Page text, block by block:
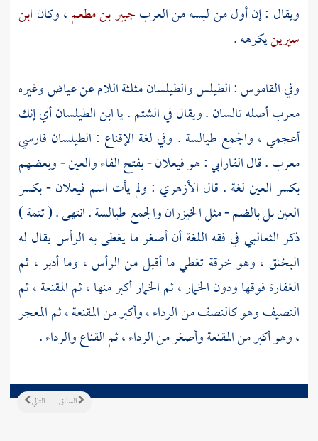
ويقال : إن أول من لبسه من العربجبير بن مطعم، وكان ابن
سيرينيكرهه .
وفي القاموس : الطيلس والطيلسان مثلثة اللام عنعياضوغيره
معرب أصله تالسان . ويقال في الشتم . يا ابن الطيلسان أي إنك
أعجمي ، والجمع طيالسة . وفي لغة الإقناع : الطيلسان فارسي
معرب . قالالفارابي: هو فيعلان - بفتح الفاء والعين - وبعضهم
بكسر العين لغة . قال الأزهري : ولم يأت اسم فيعلان - بكسر
العين بل بالضم - مثل الخيزران والجمع طيالسة . انتهى . ( تتمة )
ذكرالثعالبي في فقه اللغة أن أصغر ما يغطى به الرأس يقال له
البخنق ، وهو خرقة تغطي ما أقبل من الرأس ، وما أدبر ، ثم
الغفارة فوقها ودون الخمار ، ثم الخمار أكبر منها ، ثم المقنعة ، ثم
النصيف وهو كالنصف من الرداء ، وأكبر من المقنعة ، ثم المعجر
، وهو أكبر من المقنعة وأصغر من الرداء ، ثم القناع والرداء .
التالي السابق